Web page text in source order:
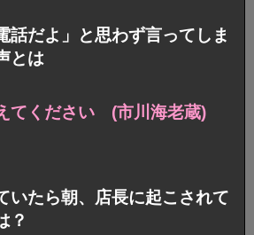
話だよ」と思わず言ってしま
とは
てください (市川海老蔵)
いたら朝、店長に起こされて
？